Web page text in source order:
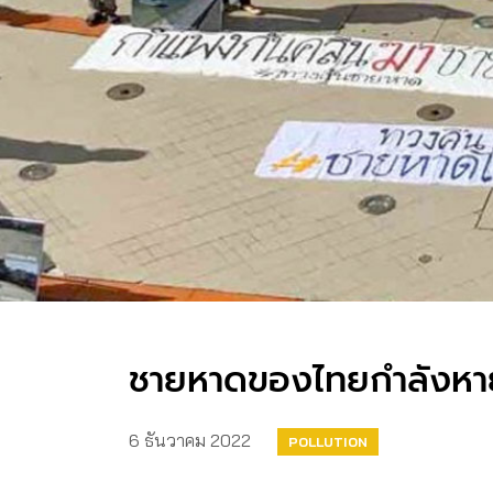
ชายหาดของไทยกำลังห
6 ธันวาคม 2022 POLLUTION